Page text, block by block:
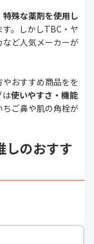
殊な薬剤を使用し
。しかしTBC・ヤ
ど人気メーカーが
おすすめ商品をを
は使いやすさ・機能
ご鼻や肌の角栓が
しのおすす